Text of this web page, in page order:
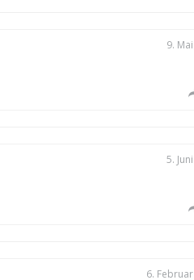
9.
5.
6.